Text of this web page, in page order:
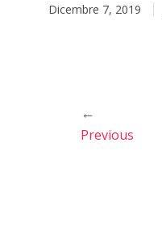
Dicembre 7, 2019
←
Previous